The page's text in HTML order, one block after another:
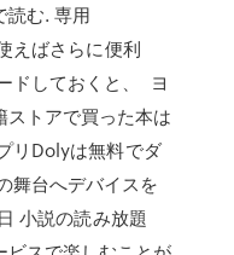
読む. 専用
えばさらに便利
ドしておくと、 ヨ
ストアで買った本は
リDolyは無料でダ
舞台へデバイスを
小説の読み放題